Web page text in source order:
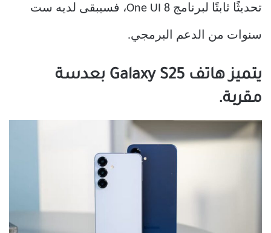
تحديثًا ثابتًا لبرنامج One UI 8، فسيبقى لديه ست
سنوات من الدعم البرمجي.
يتميز هاتف Galaxy S25 بعدسة
مقربة.